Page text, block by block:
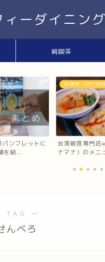
ィーダイニン
純喫茶
manna（ワ
まとめ
「純喫茶検定」
す。
TAG ―
んべろ